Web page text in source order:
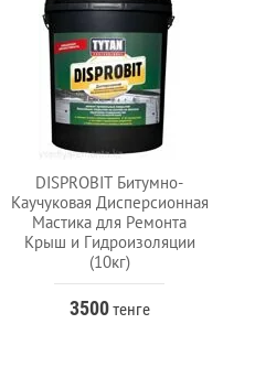
DISPROBIT Битумно-
Каучуковая Дисперсионная
Мастика для Ремонта
Крыш и Гидроизоляции
(10кг)
3500тенге